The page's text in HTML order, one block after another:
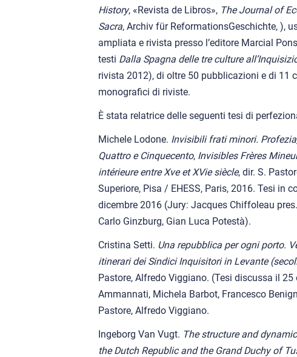
History, «Revista de Libros», The Journal of
Sacra, Archiv für ReformationsGeschichte, ),
ampliata e rivista presso l’editore Marcial
testi Dalla Spagna delle tre culture
rivista 2012), di oltre 50 pubblicazioni e di 11
monografici di riviste.
È stata relatrice delle seguenti tesi di
Michele Lodone. Invisibili frati minori.
Quattro e Cinquecento, Invisibles Frères
intérieure entre Xve et XVie siècle, dir. S.
Superiore, Pisa / EHESS, Paris, 2016. Tesi in
dicembre 2016 (Jury: Jacques Chiffoleau
Carlo Ginzburg, Gian Luca Potestà).
Cristina Setti. Una repubblica per ogni porto.
itinerari dei Sindici Inquisitori in Levante
Pastore, Alfredo Viggiano. (Tesi discussa il
Ammannati, Michela Barbot, Francesco
Pastore, Alfredo Viggiano.
Ingeborg Van Vugt. The structure and
the Dutch Republic and the Grand Duchy of